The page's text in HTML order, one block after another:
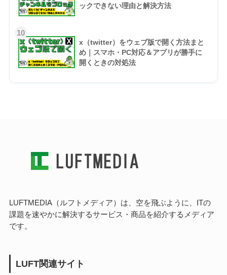
ックできない理由と解決方法
10
x（twitter）をウェブ版で開く方法まと
め｜スマホ・PC対応＆アプリが勝手に
開くときの対処法
LUFTMEDIA（ルフトメディア）は、空を飛ぶように、ITの
課題を速やかに解決するサービス・商品を紹介するメディア
です。
LUFT関連サイト